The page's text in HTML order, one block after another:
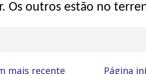
Os outros estão no
mais recente Página